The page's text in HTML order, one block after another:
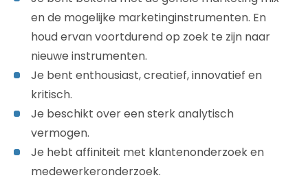
en de mogelijke marketinginstrumenten. En
houd ervan voortdurend op zoek te zijn naar
nieuwe instrumenten.
Je bent enthousiast, creatief, innovatief en
kritisch.
Je beschikt over een sterk analytisch
vermogen.
Je hebt affiniteit met klantenonderzoek en
medewerkeronderzoek.